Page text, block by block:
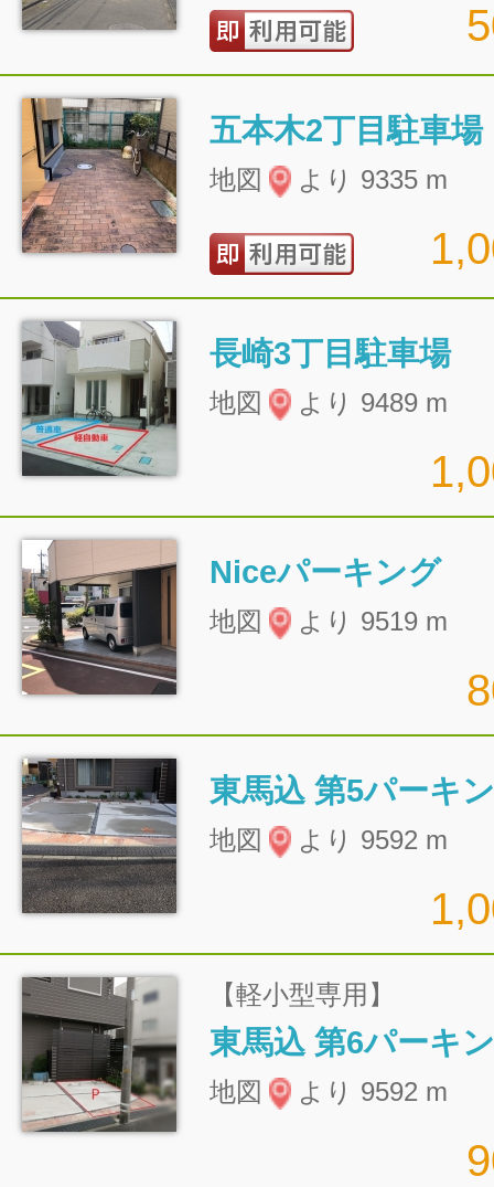
五本木2丁目駐車場
地図 より 9335 m
長崎3丁目駐車場
地図 より 9489 m
Niceパーキング
地図 より 9519 m
東馬込 第5パーキ
地図 より 9592 m
【軽小型専用】
東馬込 第6パーキ
地図 より 9592 m